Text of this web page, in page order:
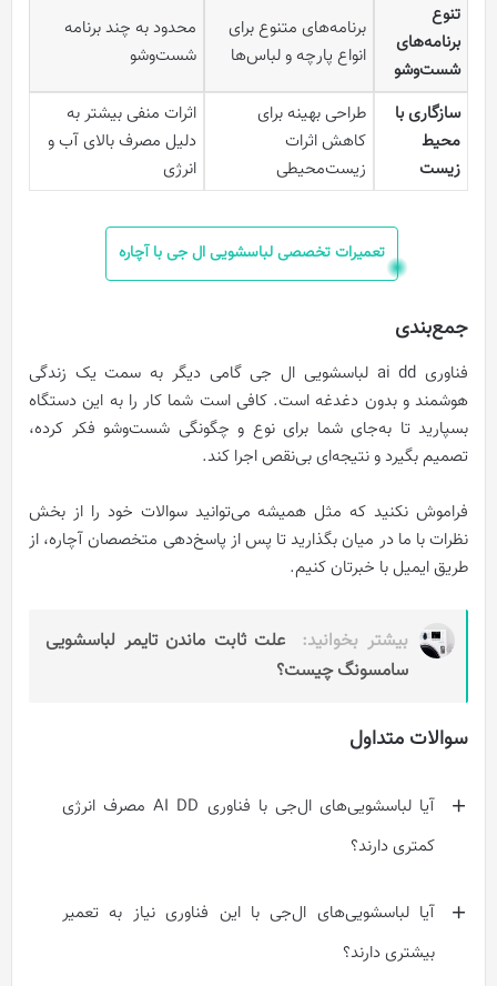
تنوع
برنامه‌های
شست‌و‌شو
برنامه‌های متنوع برای
انواع پارچه و لباس‌ها
محدود به چند برنامه
شست‌وشو
سازگاری با
محیط
زیست
طراحی بهینه برای
کاهش اثرات
زیست‌محیطی
اثرات منفی بیشتر به
دلیل مصرف بالای آب و
انرژی
تعمیرات تخصصی لباسشویی ال جی با آچاره
جمع‌بندی
فناوری ai dd لباسشویی ال جی گامی دیگر به سمت یک زندگی
هوشمند و بدون دغدغه است. کافی است شما کار را به این دستگاه
بسپارید تا به‌جای شما برای نوع و چگونگی شست‌و‌شو فکر کرده،
تصمیم بگیرد و نتیجه‌ای بی‌نقص اجرا کند.
فراموش نکنید که مثل همیشه می‌توانید سوالات خود را از بخش
نظرات با ما در میان بگذارید تا پس از پاسخ‌دهی متخصصان آچاره، از
طریق ایمیل با خبرتان کنیم.
بیشتر بخوانید:
علت ثابت ماندن تایمر لباسشویی
سامسونگ چیست؟
سوالات متداول
آیا لباسشویی‌های ال‌جی با فناوری AI DD مصرف انرژی
کمتری دارند؟
آیا لباسشویی‌های ال‌جی با این فناوری نیاز به تعمیر
بیشتری دارند؟